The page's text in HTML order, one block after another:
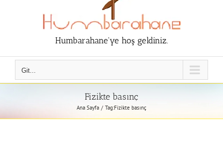
Humbarahane'ye hoş geldiniz.
Git...
Fizikte basınç
Ana Sayfa Tag:Fizikte basınç